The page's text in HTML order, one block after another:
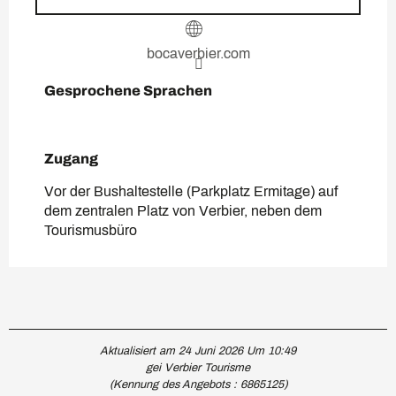
bocaverbier.com
Gesprochene Sprachen
Gesprochene Sprachen
Zugang
Zugang
Vor der Bushaltestelle (Parkplatz Ermitage) auf
dem zentralen Platz von Verbier, neben dem
Tourismusbüro
Aktualisiert am 24 Juni 2026 Um 10:49
gei Verbier Tourisme
(Kennung des Angebots : 6865125)